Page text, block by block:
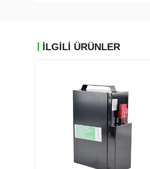
İLGİLİ ÜRÜNLER